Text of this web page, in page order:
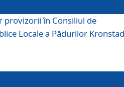
în Consiliul de
Locale a Pădurilor